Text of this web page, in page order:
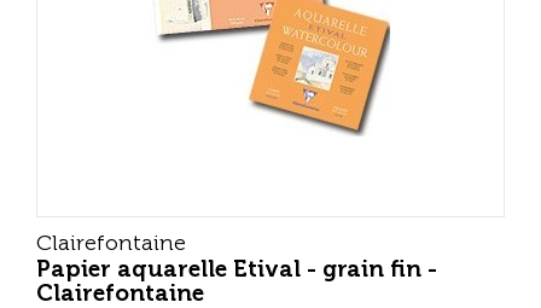
Clairefontaine
Papier aquarelle Etival - grain fin -
Clairefontaine